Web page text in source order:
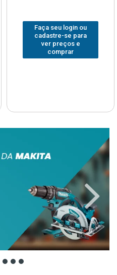
Faça seu login ou
cadastre-se para
ver preços e
comprar